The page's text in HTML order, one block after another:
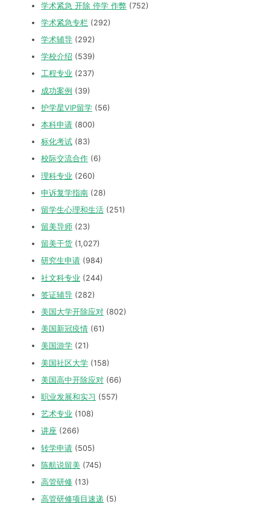
学术紧急 开除 停学 作弊 (752)
学术紧急专栏 (292)
学术辅导 (292)
学校介绍 (539)
工程专业 (237)
成功案例 (39)
护学星VIP留学 (56)
本科申请 (800)
标化考试 (83)
校际交流合作 (6)
理科专业 (260)
申诉复学指南 (28)
留学生心理和生活 (251)
留美导师 (23)
留美干货 (1,027)
研究生申请 (984)
社文科专业 (244)
签证辅导 (282)
美国大学开除应对 (802)
美国新冠疫情 (61)
美国游学 (21)
美国社区大学 (158)
美国高中开除应对 (66)
职业发展和实习 (557)
艺术专业 (108)
讲座 (266)
转学申请 (505)
陈航说留美 (745)
高管研修 (13)
高管研修项目速递 (5)